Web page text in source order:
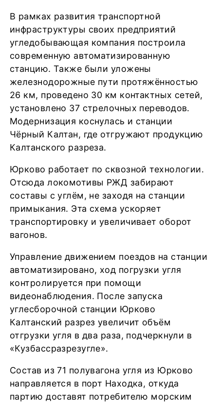
В рамках развития транспортной
инфраструктуры своих предприятий
угледобывающая компания построила
современную автоматизированную
станцию. Также были уложены
железнодорожные пути протяжённостью
26 км, проведено 30 км контактных сетей,
установлено 37 стрелочных переводов.
Модернизация коснулась и станции
Чёрный Калтан, где отгружают продукцию
Калтанского разреза.
Юрково работает по сквозной технологии.
Отсюда локомотивы РЖД забирают
составы с углём, не заходя на станции
примыкания. Эта схема ускоряет
транспортировку и увеличивает оборот
вагонов.
Управление движением поездов на станции
автоматизировано, ход погрузки угля
контролируется при помощи
видеонаблюдения. После запуска
углесборочной станции Юрково
Калтанский разрез увеличит объём
отгрузки угля в два раза, подчеркнули в
«Кузбассразрезугле».
Состав из 71 полувагона угля из Юрково
направляется в порт Находка, откуда
партию доставят потребителю морским